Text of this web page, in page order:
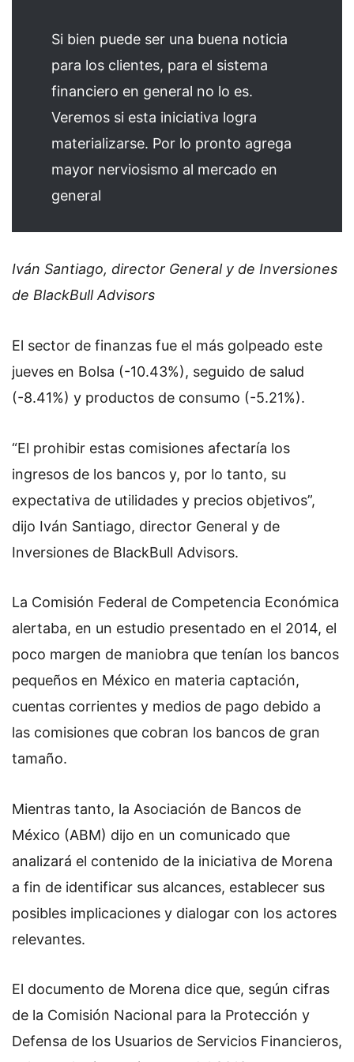
Si bien puede ser una buena noticia
para los clientes, para el sistema
financiero en general no lo es.
Veremos si esta iniciativa logra
materializarse. Por lo pronto agrega
mayor nerviosismo al mercado en
general
Iván Santiago, director General y de Inversiones
de BlackBull Advisors
El sector de finanzas fue el más golpeado este
jueves en Bolsa (-10.43%), seguido de salud
(-8.41%) y productos de consumo (-5.21%).
“El prohibir estas comisiones afectaría los
ingresos de los bancos y, por lo tanto, su
expectativa de utilidades y precios objetivos”,
dijo Iván Santiago, director General y de
Inversiones de BlackBull Advisors.
La Comisión Federal de Competencia Económica
alertaba, en un estudio presentado en el 2014, el
poco margen de maniobra que tenían los bancos
pequeños en México en materia captación,
cuentas corrientes y medios de pago debido a
las comisiones que cobran los bancos de gran
tamaño.
Mientras tanto, la Asociación de Bancos de
México (ABM) dijo en un comunicado que
analizará el contenido de la iniciativa de Morena
a fin de identificar sus alcances, establecer sus
posibles implicaciones y dialogar con los actores
relevantes.
El documento de Morena dice que, según cifras
de la Comisión Nacional para la Protección y
Defensa de los Usuarios de Servicios Financieros,